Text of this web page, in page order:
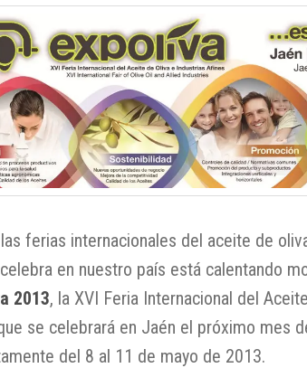
ferias internacionales del aceite de
en nuestro país está calentando
2013, la XVI Feria Internacional del
se celebrará en Jaén el próximo mes
del 8 al 11 de mayo de 2013.